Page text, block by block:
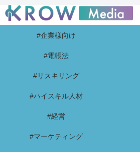
#企業様向け
#電帳法
#リスキリング
#ハイスキル人材
#経営
#マーケティング